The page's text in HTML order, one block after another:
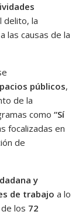
delito, la
las causas de la
públicos,
de la
como“Sí
focalizadas en
de
y
de trabajo a lo
los 72